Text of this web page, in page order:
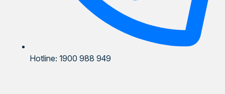
Hotline: 1900 988 949